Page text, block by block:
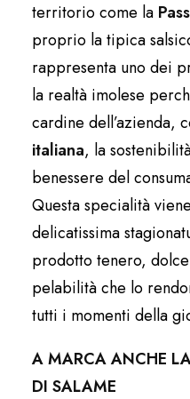
territorio come la
proprio la tipica
rappresenta uno dei
la realtà imolese
cardine dell’azienda,
italiana, la
benessere del
Questa specialità
delicatissima
prodotto tenero,
pelabilità che lo
tutti i momenti della
A MARCA ANCHE
DI SALAME